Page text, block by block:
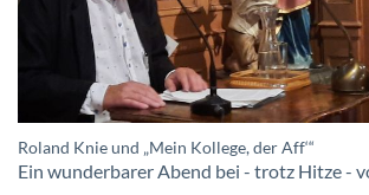
Roland Knie und „Mein Kollege, der Aff‘“
Ein wunderbarerAbend bei - trotz Hitze -